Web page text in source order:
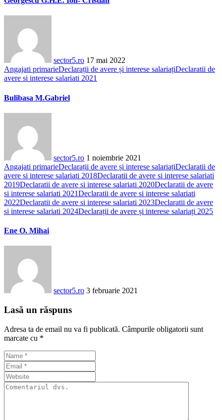
sector5.ro 17 mai 2022
Angajati primarieDeclarații de avere și interese salariațiDeclaratii de
avere si interese salariati 2021
Bulibasa M.Gabriel
sector5.ro 1 noiembrie 2021
Angajati primarieDeclarații de avere și interese salariațiDeclaratii de
avere si interese salariati 2018Declaratii de avere si interese salariati
2019Declaratii de avere si interese salariati 2020Declaratii de avere
si interese salariati 2021Declaratii de avere si interese salariati
2022Declaratii de avere si interese salariati 2023Declaratii de avere
si interese salariati 2024Declarații de avere și interese salariați 2025
Ene O. Mihai
sector5.ro 3 februarie 2021
Lasă un răspuns
Adresa ta de email nu va fi publicată. Câmpurile obligatorii sunt
marcate cu *